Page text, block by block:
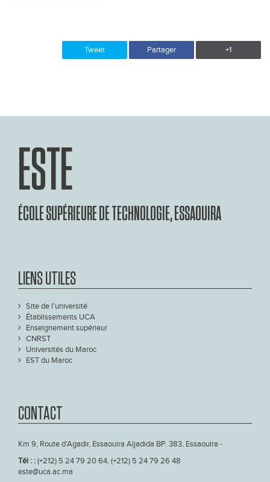
Tweet Partager +1
ESTE
ÉCOLE SUPÉRIEURE DE TECHNOLOGIE, ESSAOUIRA
LIENS UTILES
Site de l'université
Établissements UCA
Enseignement supérieur
CNRST
Universités du Maroc
EST du Maroc
CONTACT
Km 9, Route d'Agadir, Essaouira Aljadida BP. 383, Essaouira -
Tél : :(+212) 5 24 79 20 64, (+212) 5 24 79 26 48
este@uca.ac.ma